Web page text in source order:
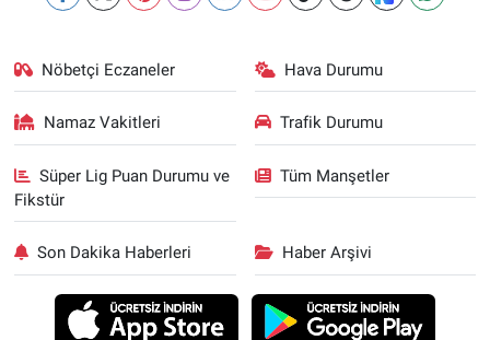
Nöbetçi Eczaneler Hava Durumu
Namaz Vakitleri Trafik Durumu
Süper Lig Puan Durumu ve
Fikstür
Tüm Manşetler
Son Dakika Haberleri Haber Arşivi